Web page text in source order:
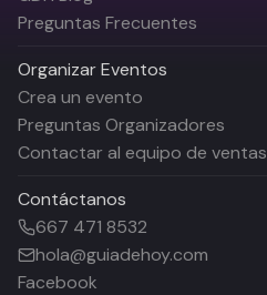
Preguntas Frecuentes
Organizar Eventos
Crea un evento
Preguntas Organizadores
Contactar al equipo de ventas
Contáctanos
667 471 8532
hola@guiadehoy.com
Facebook